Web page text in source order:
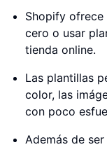
Shopify
cero o usar
tienda online.
Las plantillas
color, las
con poco
Además de